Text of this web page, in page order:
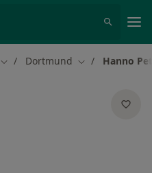
Stadt ändern
Dortmund Stadt ändern
Hanno